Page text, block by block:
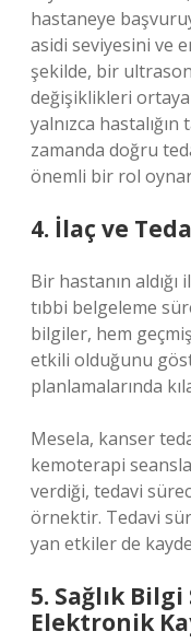
hastaneye
asidi seviyesini ve
şekilde, bir
değişiklikleri
yalnızca hastalığın
zamanda doğru
önemli bir rol
4. İlaç ve
Bir hastanın
tıbbi belgeleme
bilgiler, hem
etkili olduğunu
planlamalarında
Mesela, kanser
kemoterapi
verdiği, tedavi
örnektir. Tedavi
yan etkiler de
5. Sağlık
Elektronik